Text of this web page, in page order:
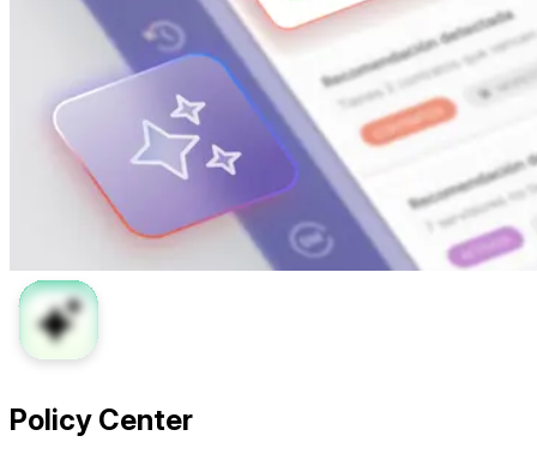
Policy Center